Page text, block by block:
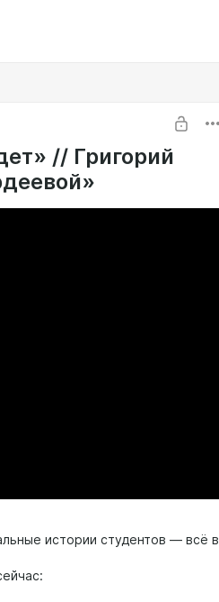
// Григорий
истории студентов — всё в